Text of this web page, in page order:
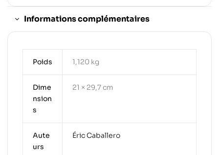
Informations complémentaires
Poids 1,120 kg
Dime
nsion
s
21 × 29,7 cm
Aute
urs
Éric Caballero